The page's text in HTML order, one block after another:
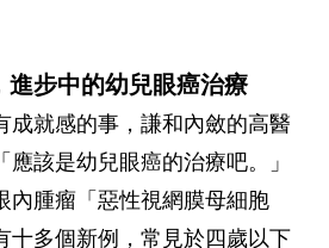
進步中的幼兒眼癌治療
成就感的事，謙和內斂的高醫
該是幼兒眼癌的治療吧。」
內腫瘤「惡性視網膜母細胞
十多個新例，常見於四歲以下